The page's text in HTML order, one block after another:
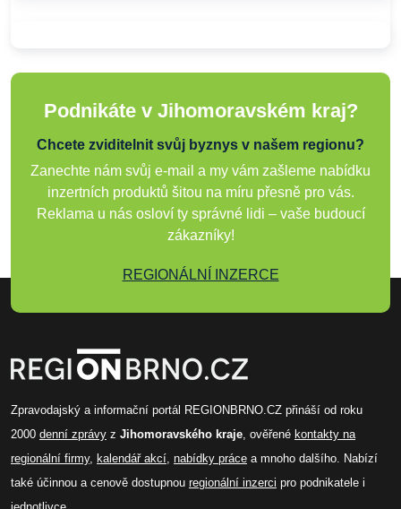
Podnikáte v Jihomoravském kraj?
Chcete zviditelnit svůj byznys v našem regionu?
Zanechte nám svůj e-mail a my vám zašleme nabídku
inzertních produktů šitou na míru přesně pro vás.
Reklama u nás osloví ty správné lidi – vaše budoucí
zákazníky!
REGIONÁLNÍ INZERCE
Zpravodajský a informační portál REGIONBRNO.CZ přináší od roku
2000 denní zprávy z Jihomoravského kraje, ověřené kontakty na
regionální firmy, kalendář akcí, nabídky práce a mnoho dalšího. Nabízí
také účinnou a cenově dostupnou regionální inzerci pro podnikatele i